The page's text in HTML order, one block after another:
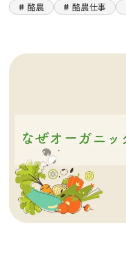
酪農 酪農仕事